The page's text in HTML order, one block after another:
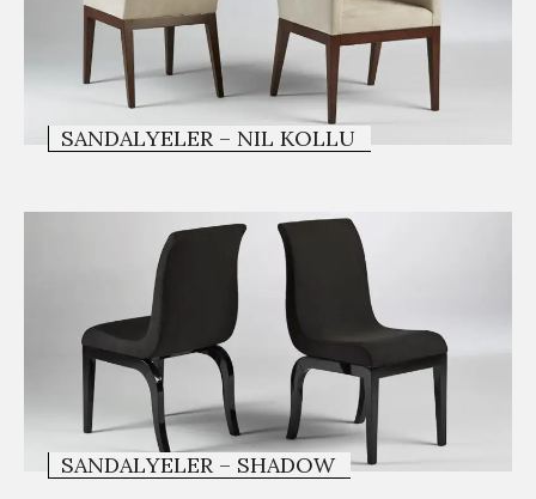
SANDALYELER – NIL KOLLU
SANDALYELER – SHADOW